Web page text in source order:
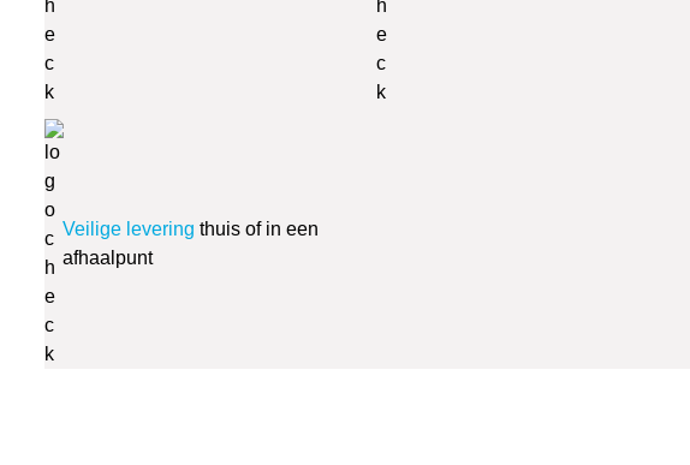
Veilige levering thuis of in een
afhaalpunt